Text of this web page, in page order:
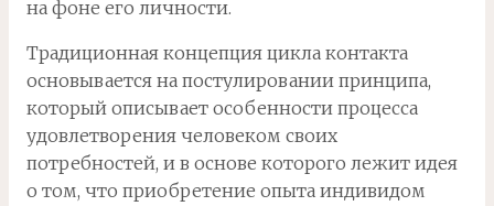
на фоне его личности.
Традиционная концепция цикла контакта
основывается на постулировании принципа,
который описывает особенности процесса
удовлетворения человеком своих
потребностей, и в основе которого лежит идея
о том, что приобретение опыта индивидом